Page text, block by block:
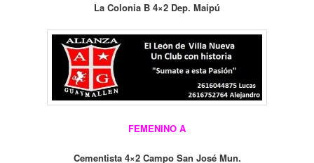
La Colonia B 4×2 Dep. Maipú
FEMENINO A
Cementista 4×2 Campo San José Mun.